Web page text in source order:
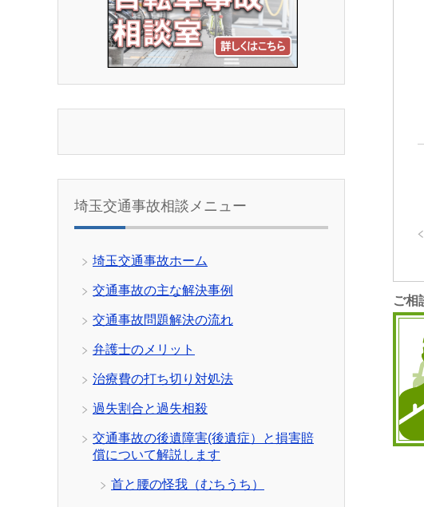
ご相
埼玉交通事故相談メニュー
埼玉交通事故ホーム
交通事故の主な解決事例
交通事故問題解決の流れ
弁護士のメリット
治療費の打ち切り対処法
過失割合と過失相殺
交通事故の後遺障害(後遺症）と損害賠
償について解説します
首と腰の怪我（むちうち）